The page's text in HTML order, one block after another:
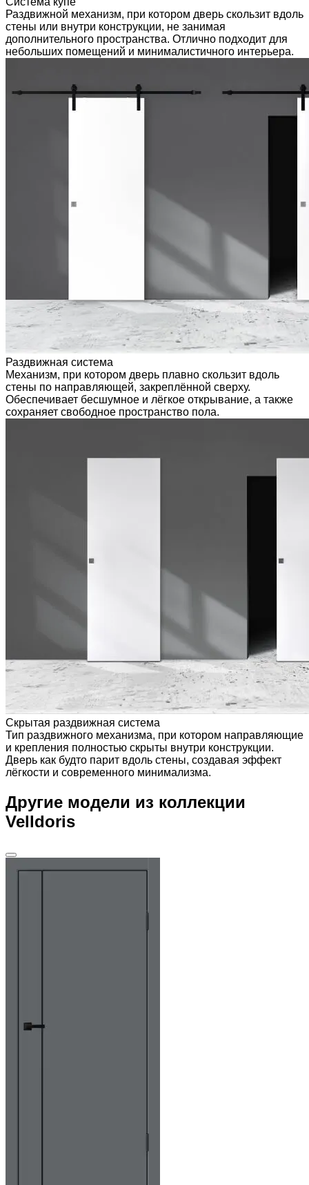
Раздвижной механизм, при котором дверь скользит вдоль
стены или внутри конструкции, не занимая
дополнительного пространства. Отлично подходит для
небольших помещений и минималистичного интерьера.
Раздвижная система
Механизм, при котором дверь плавно скользит вдоль
стены по направляющей, закреплённой сверху.
Обеспечивает бесшумное и лёгкое открывание, а также
сохраняет свободное пространство пола.
Скрытая раздвижная система
Тип раздвижного механизма, при котором направляющие
и крепления полностью скрыты внутри конструкции.
Дверь как будто парит вдоль стены, создавая эффект
лёгкости и современного минимализма.
Другие модели из коллекции
Velldoris